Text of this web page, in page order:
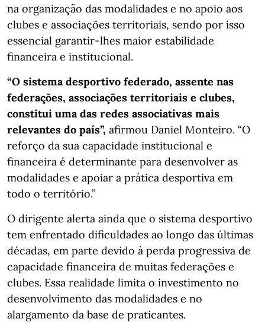
na organização das modalidades e no apoio aos
clubes e associações territoriais, sendo por isso
essencial garantir-lhes maior estabilidade
financeira e institucional.
“O sistema desportivo federado, assente nas
federações, associações territoriais e clubes,
constitui uma das redes associativas mais
relevantes do país”, afirmou Daniel Monteiro. “O
reforço da sua capacidade institucional e
financeira é determinante para desenvolver as
modalidades e apoiar a prática desportiva em
todo o território.”
O dirigente alerta ainda que o sistema desportivo
tem enfrentado dificuldades ao longo das últimas
décadas, em parte devido à perda progressiva de
capacidade financeira de muitas federações e
clubes. Essa realidade limita o investimento no
desenvolvimento das modalidades e no
alargamento da base de praticantes.